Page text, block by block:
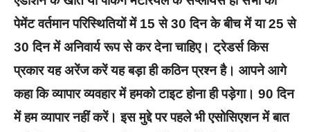
पेमेंट वर्तमान परिस्थितियों में 15 से 30 दिन के बीच में या 25 से
30 दिन में अनिवार्य रूप से कर देना चाहिए। ट्रेडर्स किस
प्रकार यह अरेंज करें यह बड़ा ही कठिन प्रश्न है। आपने आगे
कहा कि व्यापार व्यवहार में हमको टाइट होना ही पड़ेगा। 90 दिन
में हम व्यापार नहीं करें। इस मुद्दे पर पहले भी एसोसिएशन में बात